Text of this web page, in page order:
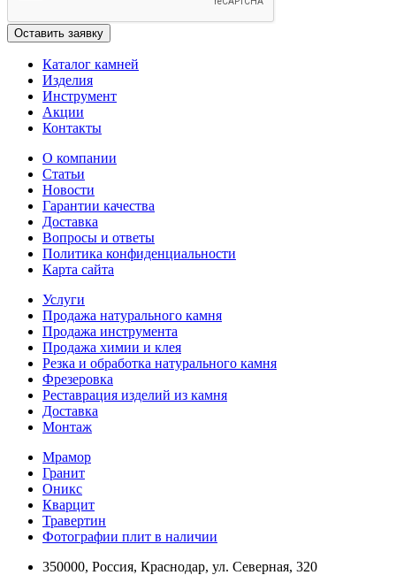
Каталог камней
Изделия
Инструмент
Акции
Контакты
О компании
Статьи
Новости
Гарантии качества
Доставка
Вопросы и ответы
Политика конфиденциальности
Карта сайта
Услуги
Продажа натурального камня
Продажа инструмента
Продажа химии и клея
Резка и обработка натурального камня
Фрезеровка
Реставрация изделий из камня
Доставка
Монтаж
Мрамор
Гранит
Оникс
Кварцит
Травертин
Фотографии плит в наличии
350000, Россия, Краснодар, ул. Северная, 320